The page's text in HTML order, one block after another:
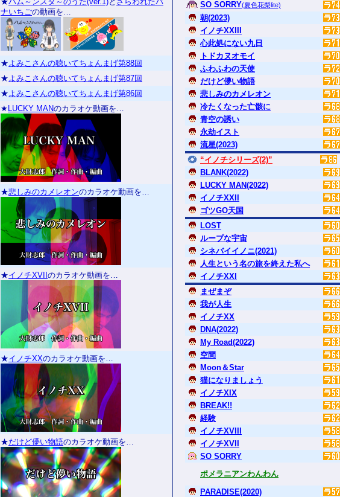
ナいちごの動画を…
★よみこさんの聴いてちょんまげ第88回
★よみこさんの聴いてちょんまげ第87回
★よみこさんの聴いてちょんまげ第86回
★ LUCKY MANのカラオケ動画を…
★悲しみのカメレオンのカラオケ動画を…
★イノチXVII のカラオケ動画を…
★イノチXXのカラオケ動画を…
★だけど儚い物語のカラオケ動画を…
SO SORRY(夏色花梨lite)
朝(2023)
イノチXXIII
心此処にない九日
トドカヌオモイ
ふわふわの天使
だけど儚い物語
悲しみのカメレオン
冷たくなった亡骸に
青空の誘い
永劫イスト
流星(2023)
“イノチシリーズ(2)”
BLANK(2022)
LUCKY MAN(2022)
イノチXXII
ゴツGO天国
LOST
ループな宇宙
シネバイイノニ(2021)
人生という名の旅を終えた私へ
イノチXXI
まぜまぞ
我が人生
イノチXX
DNA(2022)
My Road(2022)
空間
Moon＆Star
猫になりましょう
イノチXIX
BREAK!!
経験
イノチXVIII
イノチXVII
SO SORRY
ポメラニアンわんわん
PARADISE(2020)